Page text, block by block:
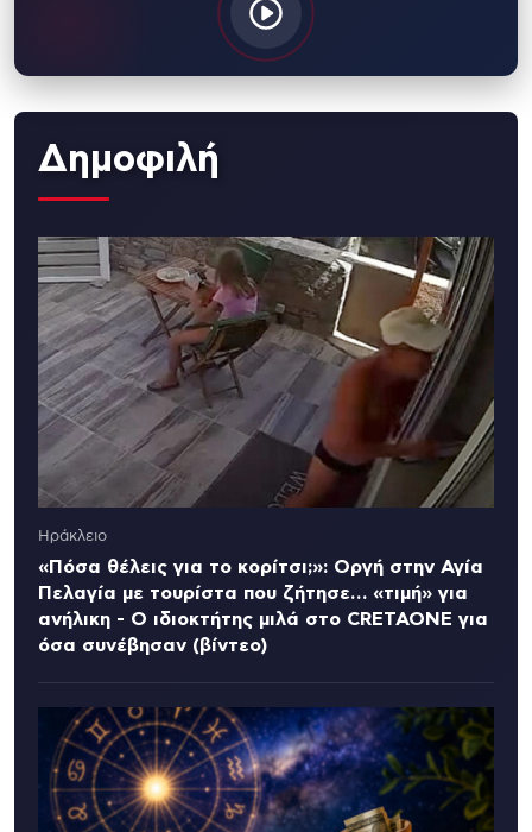
Δημοφιλή
Ηράκλειο
«Πόσα θέλεις για το κορίτσι;»: Οργή στην Αγία
Πελαγία με τουρίστα που ζήτησε… «τιμή» για
ανήλικη - Ο ιδιοκτήτης μιλά στο CRETAONE για
όσα συνέβησαν (βίντεο)